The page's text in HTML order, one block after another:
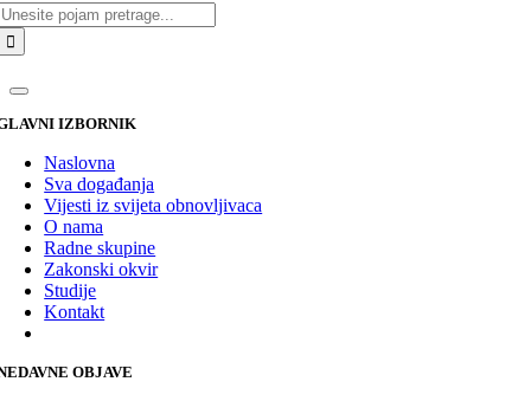
IZBORNIK
Naslovna
Sva događanja
Vijesti iz svijeta obnovljivaca
O nama
Radne skupine
Zakonski okvir
Studije
Kontakt
OBJAVE